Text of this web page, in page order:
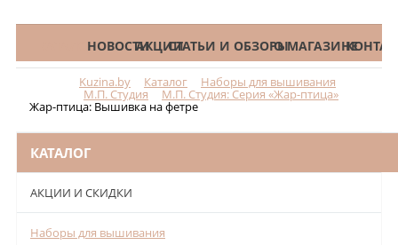
КАТАЛОГНОВОСТИАКЦИИСТАТЬИ И ОБЗОРЫО МАГАЗИНЕ
Kuzina.by Каталог Наборы для вышивания
М.П. Студия М.П. Студия: Серия «Жар-птица»
Жар-птица: Вышивка на фетре
КАТАЛОГ
АКЦИИ И СКИДКИ
Наборы для вышивания